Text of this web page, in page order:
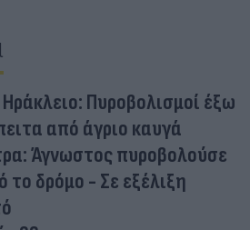
Πυροβολισμοί έξω
από άγριο καυγά
Άγνωστος πυροβολούσε
το δρόμο - Σε εξέλιξη